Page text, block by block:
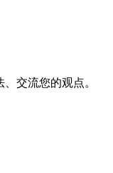
交流您的观点。